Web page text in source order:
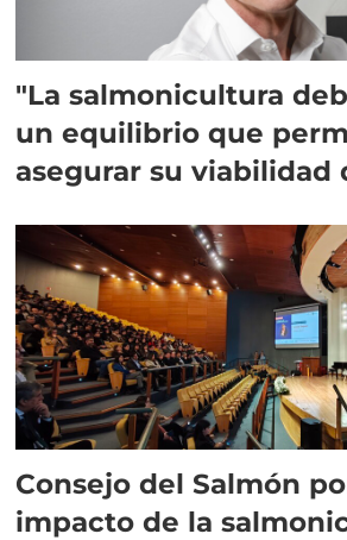
"La salmonicultura
un equilibrio que
asegurar su viabilidad
Consejo del Salmón
impacto de la